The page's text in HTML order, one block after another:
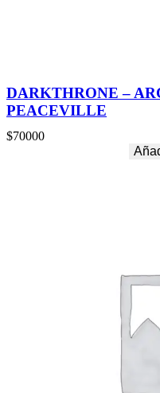
DARKTHRONE –
PEACEVILLE
$70000